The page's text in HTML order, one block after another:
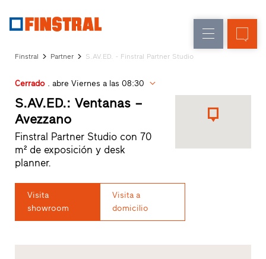
de
entrada
Acristalamientos
nueva
para
Arquitectos
Finstral
Partner
Búsqueda
de
Enlaces
directos
Finstral Partner S.AV.ED. - Finstral Partner Studio
Cerrado. abre Viernes a las 08:30
S.AV.ED.: Ventanas –
Avezzano
Finstral Partner Studio con 70
m² de exposición y desk
planner.
Visita
showroom
Visita a
domicilio